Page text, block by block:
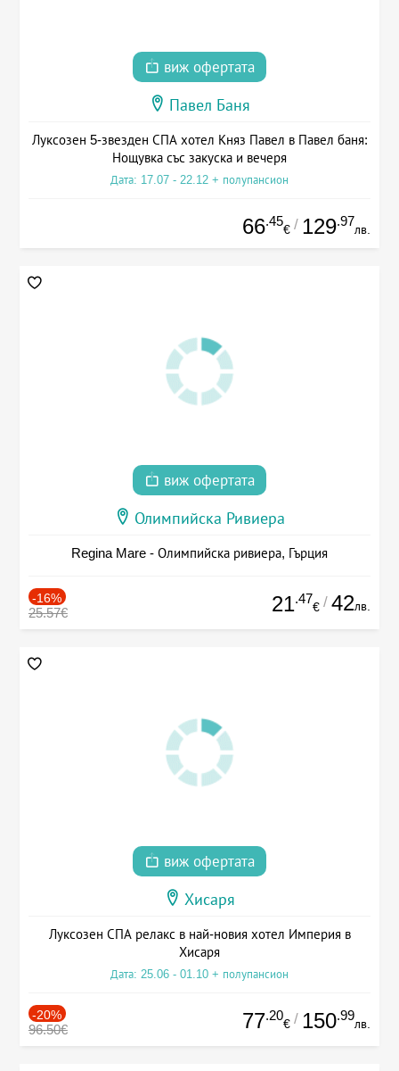
виж офертата
Павел Баня
Луксозен 5-звезден СПА хотел Княз Павел в Павел баня:
Нощувка със закуска и вечеря
Дата: 17.07 - 22.12 + полупансион
66.45
€ / 129.97
лв.
виж офертата
Олимпийска Ривиера
Regina Mare - Олимпийска ривиера, Гърция
-16%
25.57€ 21.47
€ / 42лв.
виж офертата
Хисаря
Луксозен СПА релакс в най-новия хотел Империя в
Хисаря
Дата: 25.06 - 01.10 + полупансион
-20%
96.50€ 77.20
€ / 150.99
лв.